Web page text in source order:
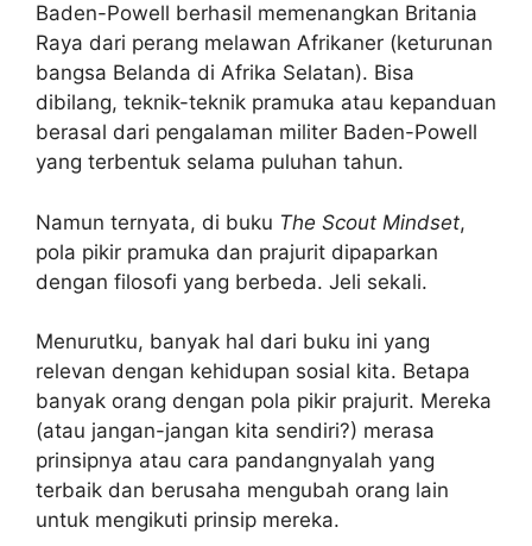
Baden-Powell berhasil memenangkan Britania
Raya dari perang melawan Afrikaner (keturunan
bangsa Belanda di Afrika Selatan). Bisa
dibilang, teknik-teknik pramuka atau kepanduan
berasal dari pengalaman militer Baden-Powell
yang terbentuk selama puluhan tahun.
Namun ternyata, di buku The Scout Mindset,
pola pikir pramuka dan prajurit dipaparkan
dengan filosofi yang berbeda. Jeli sekali.
Menurutku, banyak hal dari buku ini yang
relevan dengan kehidupan sosial kita. Betapa
banyak orang dengan pola pikir prajurit. Mereka
(atau jangan-jangan kita sendiri?) merasa
prinsipnya atau cara pandangnyalah yang
terbaik dan berusaha mengubah orang lain
untuk mengikuti prinsip mereka.